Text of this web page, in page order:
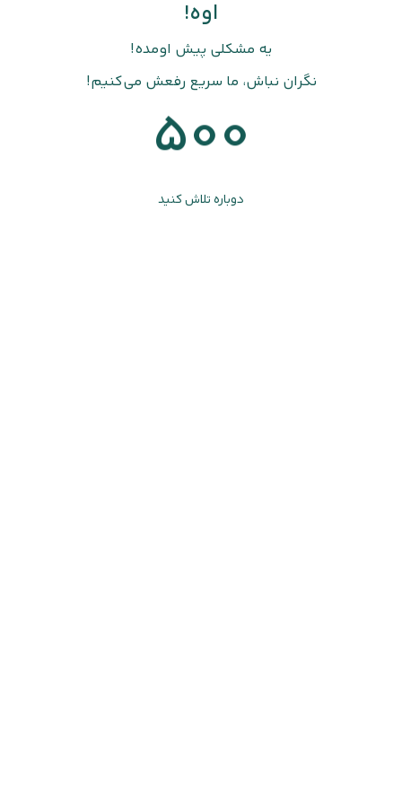
اوه!
یه مشکلی پیش اومده!
نگران نباش، ما سریع رفعش می‌کنیم!
500
دوباره تلاش کنید